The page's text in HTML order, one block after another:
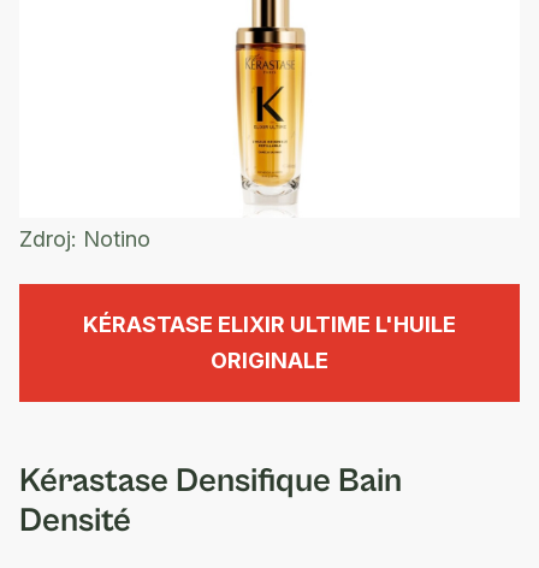
Zdroj: Notino
KÉRASTASE ELIXIR ULTIME L'HUILE
ORIGINALE
Kérastase Densifique Bain
Densité